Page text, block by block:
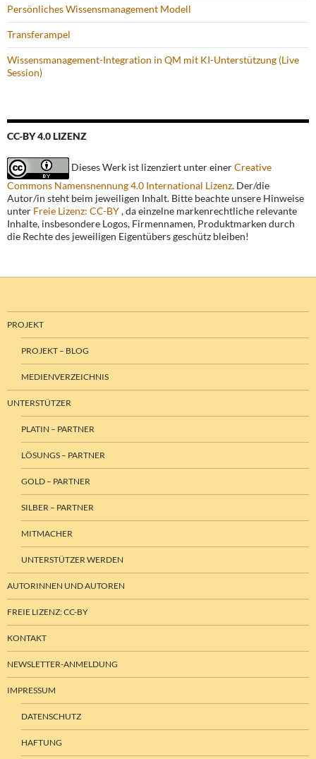
Persönliches Wissensmanagement Modell
Transferampel
Wissensmanagement-Integration in QM mit KI-Unterstützung (Live
Session)
CC-BY 4.0 LIZENZ
Dieses Werk ist lizenziert unter einerCreative
Commons Namensnennung 4.0 International Lizenz. Der/die
Autor/in steht beim jeweiligen Inhalt. Bitte beachte unsere Hinweise
unter Freie Lizenz: CC-BY, da einzelne markenrechtliche relevante
Inhalte, insbesondere Logos, Firmennamen, Produktmarken durch
die Rechte des jeweiligen Eigentübers geschütz bleiben!
PROJEKT
PROJEKT – BLOG
MEDIENVERZEICHNIS
UNTERSTÜTZER
PLATIN – PARTNER
LÖSUNGS – PARTNER
GOLD – PARTNER
SILBER – PARTNER
MITMACHER
UNTERSTÜTZER WERDEN
AUTORINNEN UND AUTOREN
FREIE LIZENZ: CC-BY
KONTAKT
NEWSLETTER-ANMELDUNG
IMPRESSUM
DATENSCHUTZ
HAFTUNG